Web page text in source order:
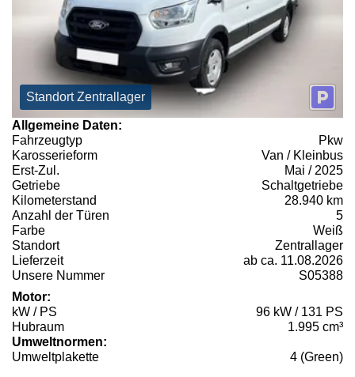
Standort Zentrallager
Allgemeine Daten:
Fahrzeugtyp
Pkw
Karosserieform
Van / Kleinbus
Erst-Zul.
Mai / 2025
Getriebe
Schaltgetriebe
Kilometerstand
28.940 km
Anzahl der Türen
5
Farbe
Weiß
Standort
Zentrallager
Lieferzeit
ab ca. 11.08.2026
Unsere Nummer
S05388
Motor:
kW / PS
96 kW / 131 PS
Hubraum
1.995 cm³
Umweltnormen:
Umweltplakette
4 (Green)